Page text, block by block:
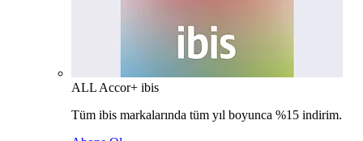
ALL Accor+ ibis
Tüm ibis markalarında tüm yıl boyunca %15 indirim.